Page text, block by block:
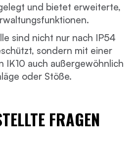
und bietet erweiterte,
sind nicht nur nach IP54
sondern mit einer
IK10 auch außergewöhnlich
oder Stöße.
FRAGEN